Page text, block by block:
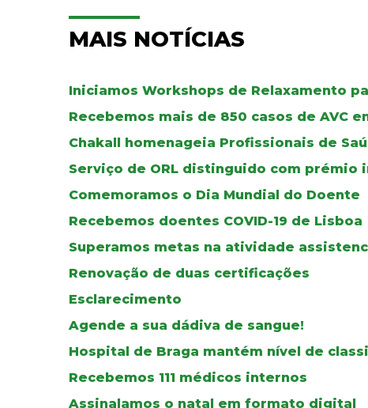
MAIS NOTÍCIAS
Iniciamos Workshops de Relaxamento
Recebemos mais de 850 casos de AVC
Chakall homenageia Profissionais de
Serviço de ORL distinguido com prémio
Comemoramos o Dia Mundial do Doente
Recebemos doentes COVID-19 de Lisboa
Superamos metas na atividade
Renovação de duas certificações
Esclarecimento
Agende a sua dádiva de sangue!
Hospital de Braga mantém nível de
Recebemos 111 médicos internos
Assinalamos o natal em formato digital